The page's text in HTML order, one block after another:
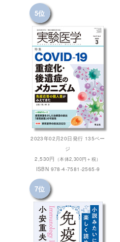
5位
2023年02月20日発行 135ペー
ジ
2,530円
（本体2,300円＋税）
ISBN 978-4-7581-2565-9
7位